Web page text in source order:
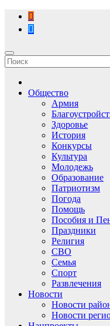
Перейти
содержимому
Общество
Армия
Здоровье
История
Конкурсы
Культура
Молодежь
Образование
Патриотизм
Погода
Помощь
Пособия и
Праздники
Религия
СВО
Семья
Спорт
Развлечения
Новости
Новости
Новости